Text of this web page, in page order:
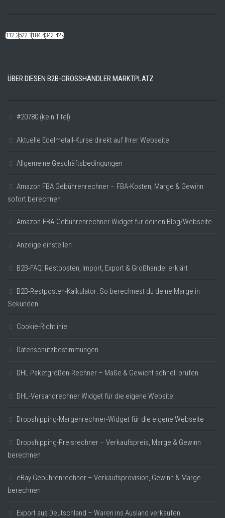
112.22k522.14k184.48k342.42k
ÜBER DIESEN B2B-GROSSHÄNDLER MARKTPLATZ
#20780 (kein Titel)
Aktuelle Edelmetall-Kurse direkt auf Ihrer Webseite
Allgemeine Geschäftsbedingungen
Amazon FBA Gebührenrechner – FBA-Kosten, Marge & Gewinn
sofort berechnen
Amazon-FBA-Gebührenrechner Widget für deinen Blog/Webseite
Anzeige einstellen
B2B-FAQ: Restposten, Import, Export & Großhandel erklärt
B2B-Restposten-Kalkulator: So berechnest du deine Marge in
Sekunden
Cookie-Richtlinie
Datenschutzbestimmungen
DHL Paketgrößen-Rechner – Maße & Gewicht schnell prüfen
DHL-Versandrechner Widget für die eigene Website.
Dropshipping-Margenrechner-Widget für die eigene Webseite
Dropshipping-Preisrechner – Verkaufspreis, Marge & Gewinn
berechnen
eBay Gebührenrechner – Verkaufsprovision, Gewinn & Marge
berechnen
Export aus Deutschland – Waren ins Ausland verkaufen